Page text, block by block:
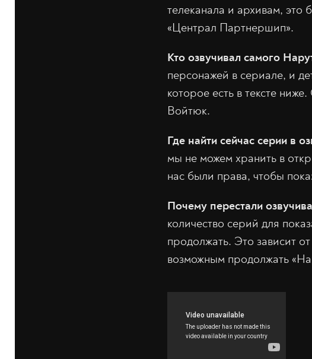
телеканала и архивам, это
«Централ Партнершип».
Кто озвучивал самого
персонажей в сериале, и
которое есть в тексте
Войтюк.
Где найти сейчас серии в
мы не можем хранить в
нас были права, чтобы
Почему перестали
количество серий для
продолжать. Это зависит
возможным продолжать